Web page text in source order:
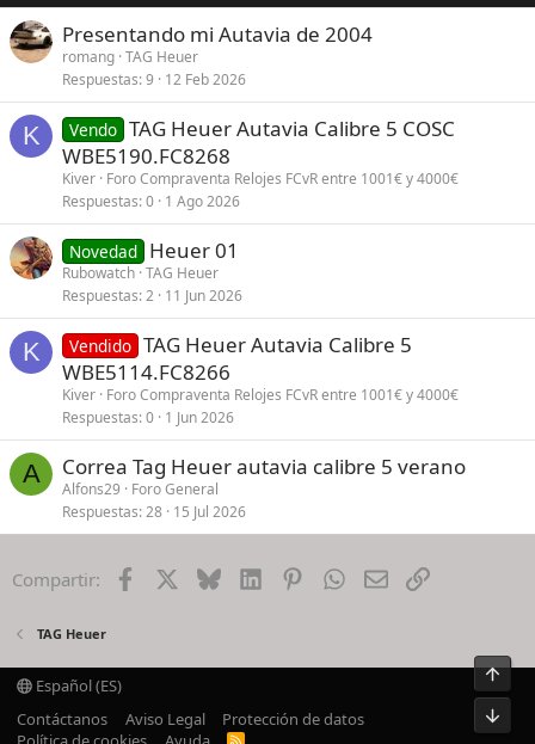
Presentando mi Autavia de 2004
romang TAG Heuer
Respuestas 9 12 Feb 2026
K Vendo TAG Heuer Autavia Calibre 5 COSC
WBE5190.FC8268
Kiver Foro Compraventa Relojes FCvR entre 1001€ y 4000€
Respuestas 0 1 Ago 2026
Novedad Heuer 01
Rubowatch TAG Heuer
Respuestas 2 11 Jun 2026
K Vendido TAG Heuer Autavia Calibre 5
WBE5114.FC8266
Kiver Foro Compraventa Relojes FCvR entre 1001€ y 4000€
Respuestas 0 1 Jun 2026
A Correa Tag Heuer autavia calibre 5 verano
Alfons29
Foro General
Respuestas 28 15 Jul 2026
Compartir: Facebook BlueskyLinkedInPinterestWhatsApp
EmailEnlace
TAG Heuer
Español (ES)
Contáctanos
Aviso Legal
Protección de datos
R